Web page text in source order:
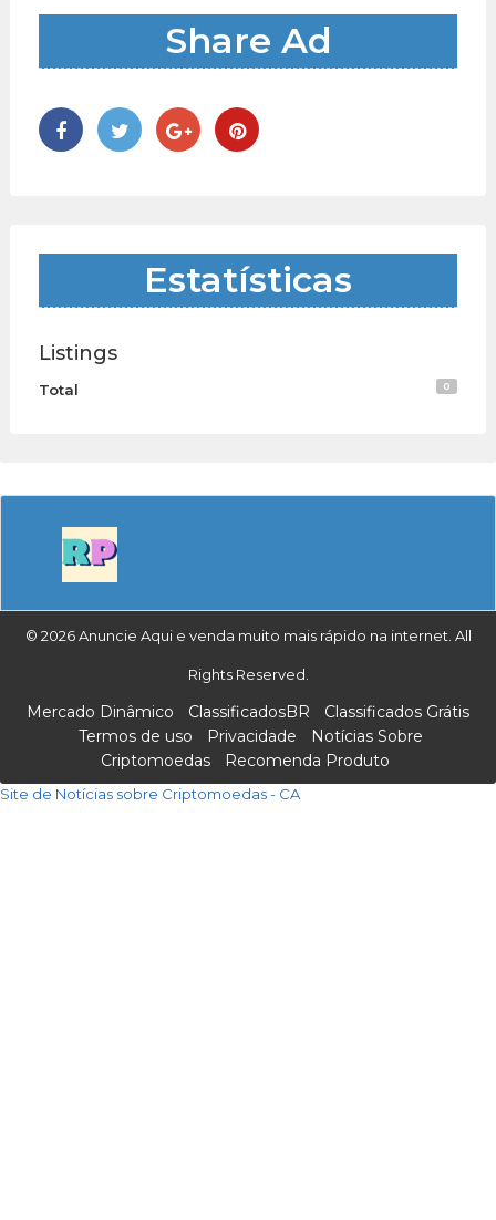
Share Ad
Estatísticas
Listings
Total 0
© 2026 Anuncie Aqui e venda muito mais rápido na internet. All
Rights Reserved.
Mercado Dinâmico ClassificadosBR
Classificados Grátis
Termos de uso
Privacidade
Notícias Sobre
Criptomoedas
Recomenda Produto
Site de Notícias sobre Criptomoedas - CA